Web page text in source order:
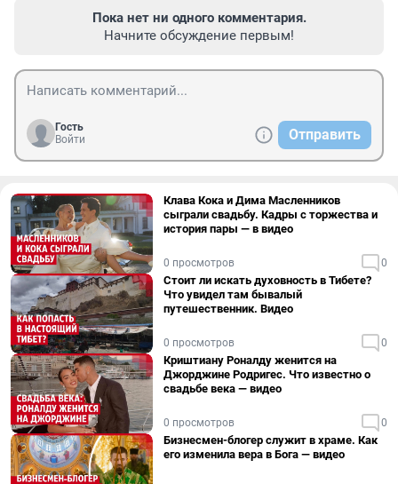
Пока нет ни одного комментария.
Начните обсуждение первым!
Гость
Войти
Отправить
Клава Кока и Дима Масленников
сыграли свадьбу. Кадры с торжества и
история пары — в видео
0 просмотров 0
Стоит ли искать духовность в Тибете?
Что увидел там бывалый
путешественник. Видео
0 просмотров 0
Криштиану Роналду женится на
Джорджине Родригес. Что известно о
свадьбе века — видео
0 просмотров 0
Бизнесмен-блогер служит в храме. Как
его изменила вера в Бога — видео